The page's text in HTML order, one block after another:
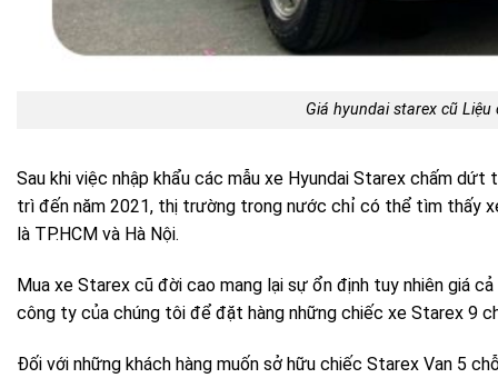
Giá hyundai starex cũ Liệu
Sau khi việc nhập khẩu các mẫu xe Hyundai Starex chấm
trì đến năm 2021, thị trường trong nước chỉ có thể tìm thấy
là TP.HCM và Hà Nội.
Mua xe Starex cũ đời cao mang lại sự ổn định tuy nhiên giá
công ty của chúng tôi để đặt hàng những chiếc xe Starex 9
Đối với những khách hàng muốn sở hữu chiếc Starex Van 5